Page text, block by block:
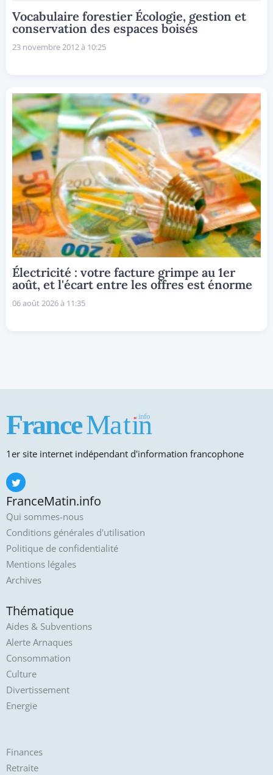
Vocabulaire forestier Écologie, gestion et
conservation des espaces boisés
23 novembre 2012 à 10:25
Électricité : votre facture grimpe au 1er
août, et l'écart entre les offres est énorme
06 août 2026 à 11:35
1er site internet indépendant d'information francophone
FranceMatin.info
Qui sommes-nous
Conditions générales d'utilisation
Politique de confidentialité
Mentions légales
Archives
Thématique
Aides & Subventions
Alerte Arnaques
Consommation
Culture
Divertissement
Energie
Finances
Retraite